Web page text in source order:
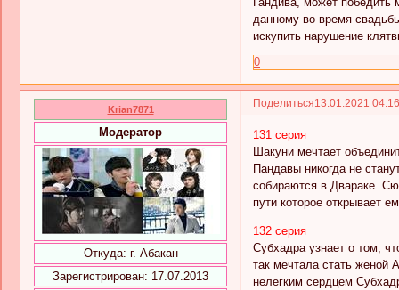
данному во время
искупить нарушение
0
Поделиться13.01.2021
Krian7871
Модератор
Откуда: г. Абакан
Зарегистрирован: 17.07.2013
131 серия
Шакуни мечтает
Пандавы никогда не
собираются в Двараке.
пути которое открывает
132 серия
Субхадра узнает о том,
так мечтала стать женой
нелегким сердцем